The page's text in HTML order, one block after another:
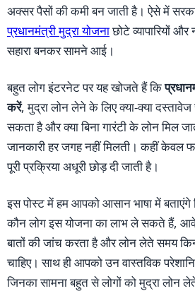
अक्सर पैसों की कमी बन जाती है। ऐसे में
प्रधानमंत्री मुद्रा योजनाछोटे व्यापारियों
सहारा बनकर सामने आई।
बहुत लोग इंटरनेट पर यह खोजते हैं कि
करें, मुद्रा लोन लेने के लिए क्या-क्या दस्तावेज
सकता है और क्या बिना गारंटी के लोन मिल
जानकारी हर जगह नहीं मिलती। कहीं केवल
पूरी प्रक्रिया अधूरी छोड़ दी जाती है।
इस पोस्ट में हम आपको आसान भाषा में बताएंगे
कौन लोग इस योजना का लाभ ले सकते हैं,
बातों की जांच करता है और लोन लेते समय
चाहिए। साथ ही आपको उन वास्तविक
जिनका सामना बहुत से लोगों को मुद्रा लोन